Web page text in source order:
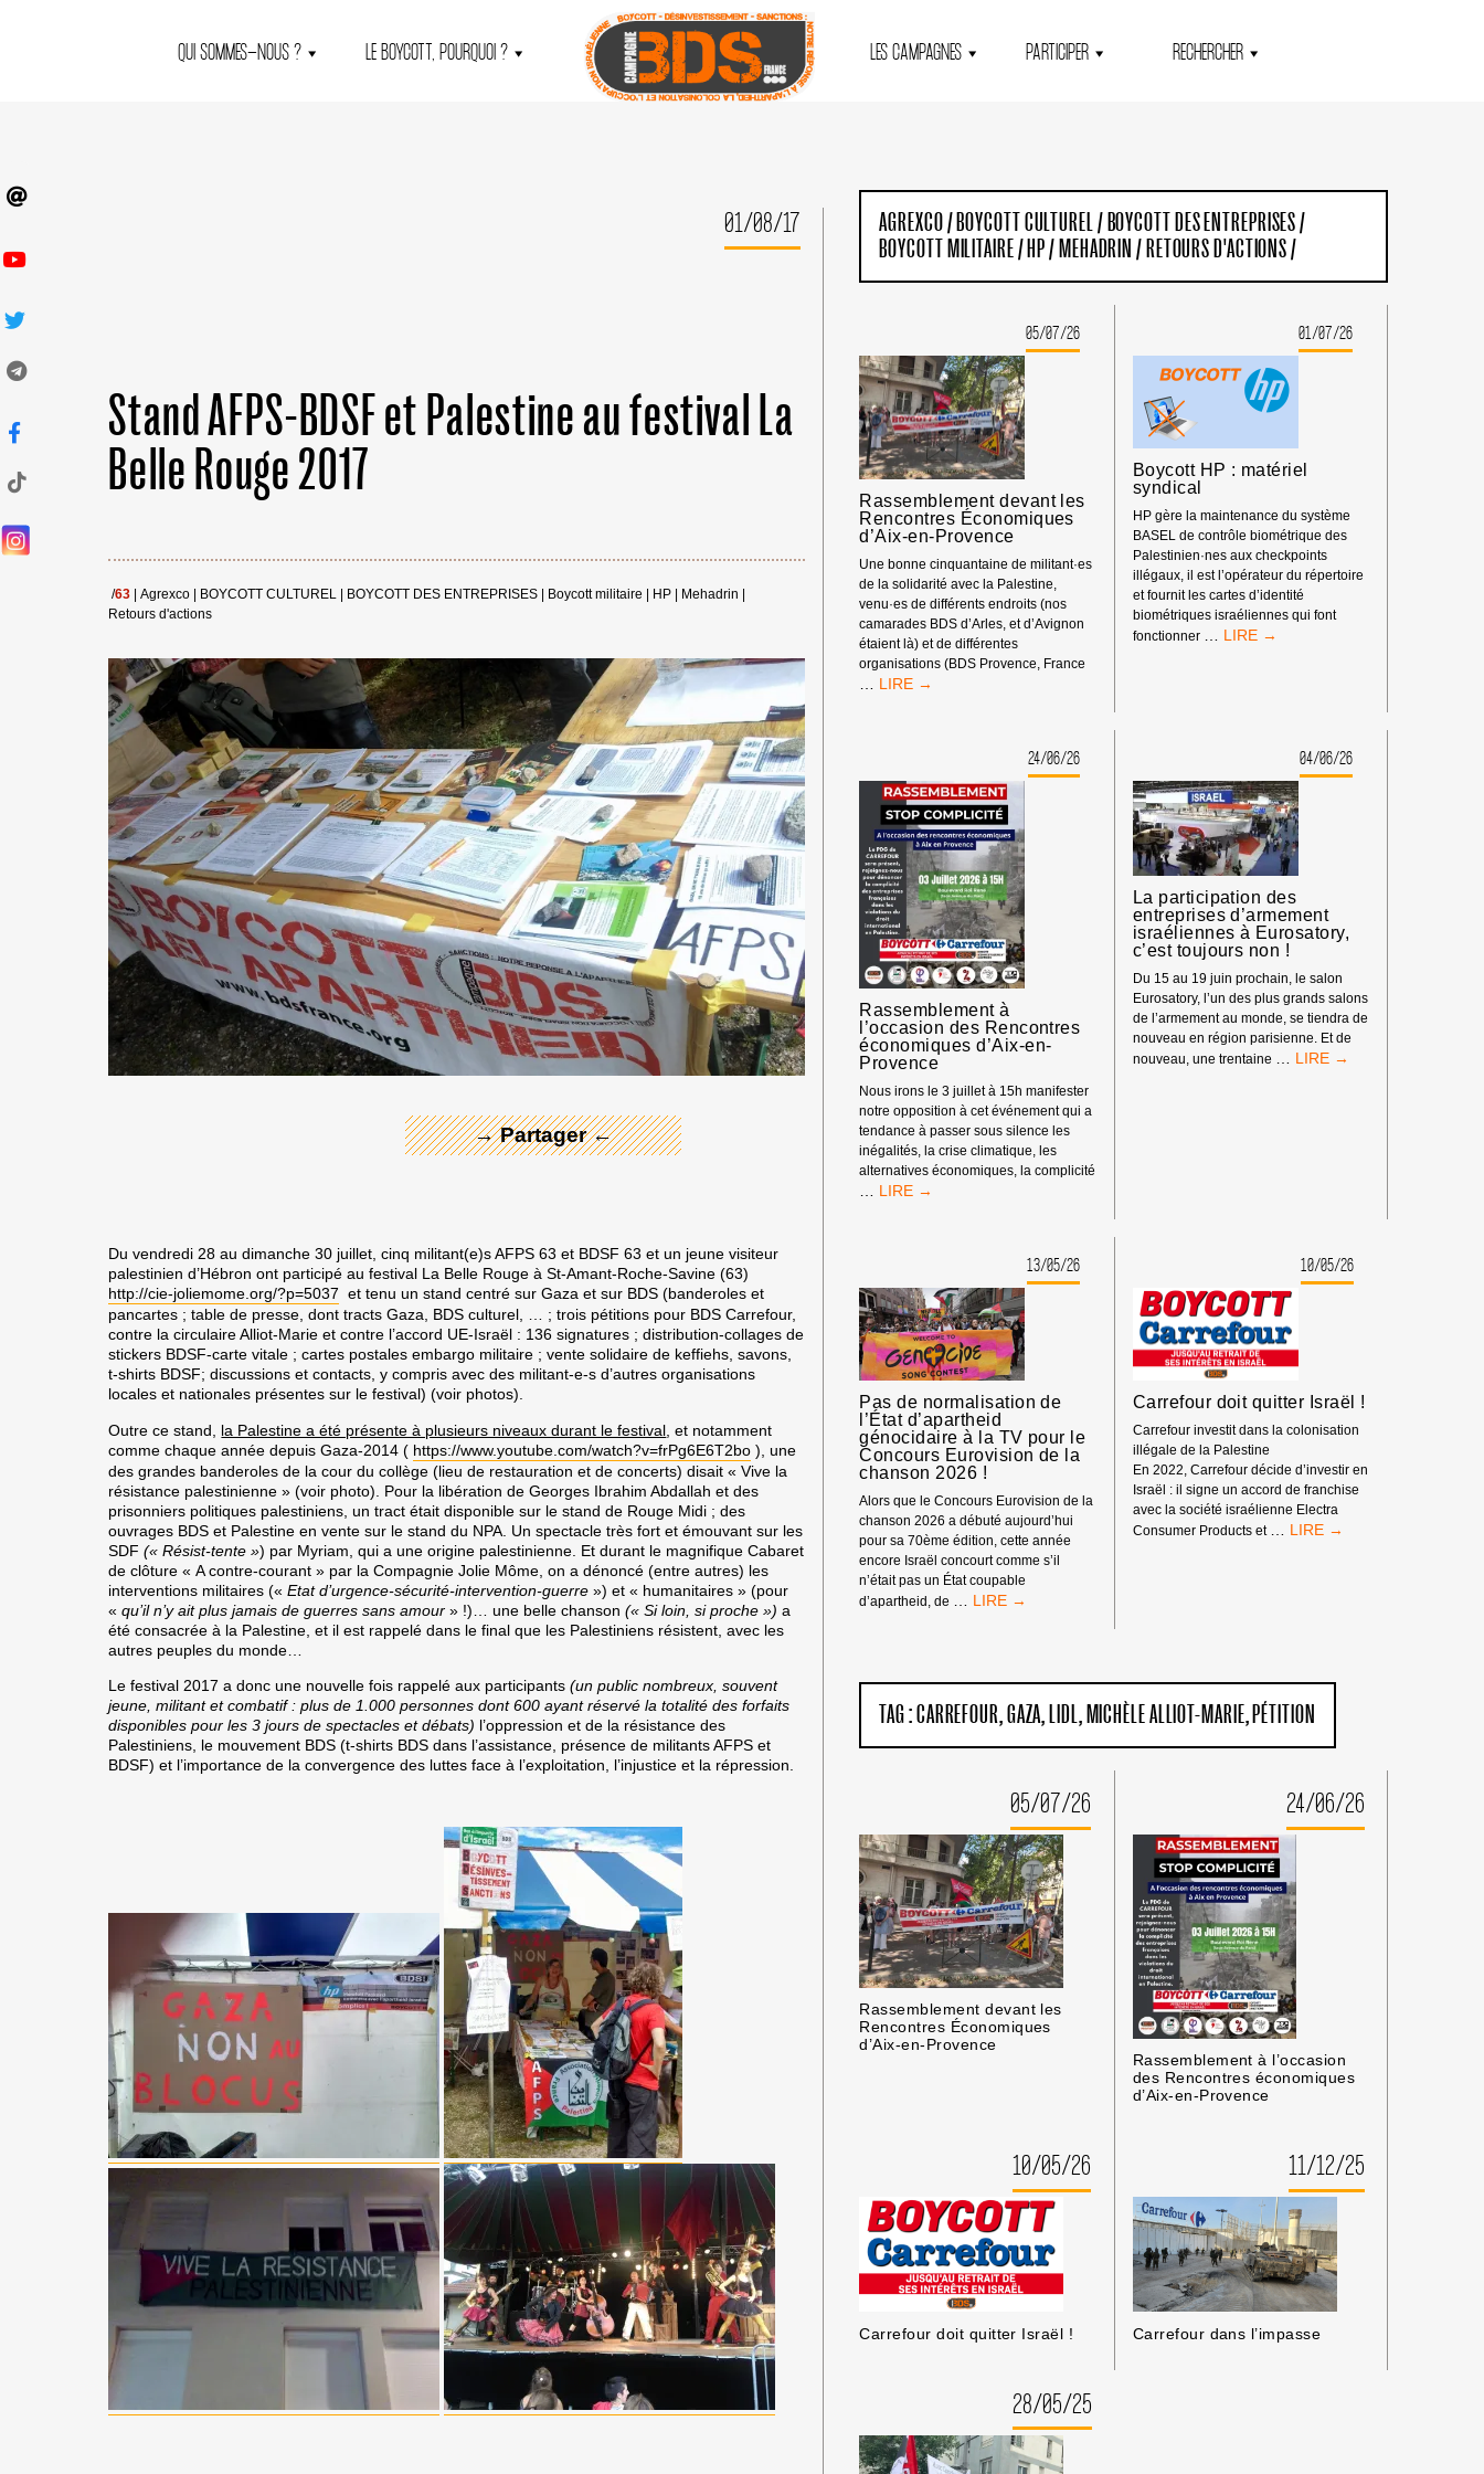
QUI SOMMES-NOUS ? LE BOYCOTT, POURQUOI ? LES CAMPAGNES PARTICIPER RECHERCHER
01/08/17
Stand AFPS-BDSF et Palestine au festival La
Belle Rouge 2017
/63 |Agrexco BOYCOTT CULTUREL BOYCOTT DES ENTREPRISES Boycott militaire HP Mehadrin
Retours d'actions
→ Partager ←
← Merci ! →
Du vendredi 28 au dimanche 30 juillet, cinq militant(e)s AFPS 63 et BDSF 63 et un jeune visiteur
palestinien d’Hébron ont participé au festival La Belle Rouge à St-Amant-Roche-Savine (63)
http://cie-joliemome.org/?p=5037 et tenu un stand centré sur Gaza et sur BDS (banderoles et
pancartes ; table de presse, dont tracts Gaza, BDS culturel, … ; trois pétitions pour BDS Carrefour,
contre la circulaire Alliot-Marie et contre l’accord UE-Israël : 136 signatures ; distribution-collages de
stickers BDSF-carte vitale ; cartes postales embargo militaire ; vente solidaire de keffiehs, savons,
t-shirts BDSF; discussions et contacts, y compris avec des militant-e-s d’autres organisations
locales et nationales présentes sur le festival) (voir photos).
Outre ce stand, la Palestine a été présente à plusieurs niveaux durant le festival , et notamment
comme chaque année depuis Gaza-2014 ( https://www.youtube.com/watch?v=frPg6E6T2bo ), une
des grandes banderoles de la cour du collège (lieu de restauration et de concerts) disait « Vive la
résistance palestinienne » (voir photo). Pour la libération de Georges Ibrahim Abdallah et des
prisonniers politiques palestiniens, un tract était disponible sur le stand de Rouge Midi ; des
ouvrages BDS et Palestine en vente sur le stand du NPA. Un spectacle très fort et émouvant sur les
SDF(« Résist-tente ») par Myriam, qui a une origine palestinienne. Et durant le magnifique Cabaret
de clôture « A contre-courant » par la Compagnie Jolie Môme, on a dénoncé (entre autres) les
interventions militaires («Etat d’urgence-sécurité-intervention-guerre») et « humanitaires » (pour
«qu’il n’y ait plus jamais de guerres sans amour» !)… une belle chanson(« Si loin, si proche ») a
été consacrée à la Palestine, et il est rappelé dans le final que les Palestiniens résistent, avec les
autres peuples du monde…
Le festival 2017 a donc une nouvelle fois rappelé aux participants(un public nombreux, souvent
jeune, militant et combatif : plus de 1.000 personnes dont 600 ayant réservé la totalité des forfaits
disponibles pour les 3 jours de spectacles et débats) l’oppression et de la résistance des
Palestiniens, le mouvement BDS (t-shirts BDS dans l’assistance, présence de militants AFPS et
BDSF) et l’importance de la convergence des luttes face à l’exploitation, l’injustice et la répression.
AGREXCO/ BOYCOTT CULTUREL / BOYCOTT DES ENTREPRISES/
BOYCOTT MILITAIRE/ HP/ MEHADRIN / RETOURS D'ACTIONS/
05/07/26
Rassemblement devant les
Rencontres Économiques
d’Aix-en-Provence
Une bonne cinquantaine de militant·es
de la solidarité avec la Palestine,
venu·es de différents endroits (nos
camarades BDS d’Arles, et d’Avignon
étaient là) et de différentes
organisations (BDS Provence, France
… RASSEMBLEMENT
D’AIX-
EN-
PROVENCE
01/07/26
Boycott HP : matériel
syndical
HP gère la maintenance du système
BASEL de contrôle biométrique des
Palestinien·nes aux checkpoints
illégaux, il est l’opérateur du répertoire
et fournit les cartes d’identité
biométriques israéliennes qui font
fonctionner
BOYCOTT
24/06/26
Rassemblement à
l’occasion des Rencontres
économiques d’Aix-en-
Provence
Nous irons le 3 juillet à 15h manifester
notre opposition à cet événement qui a
tendance à passer sous silence les
inégalités, la crise climatique, les
alternatives économiques, la complicité
RASSEMBLEMENT
ÉCONOMIQUES
D’AIX-
EN-
PROVENCE
04/06/26
La participation des
entreprises d’armement
israéliennes à Eurosatory,
c’est toujours non !
Du 15 au 19 juin prochain, le salon
Eurosatory, l’un des plus grands salons
de l’armement au monde, se tiendra de
nouveau en région parisienne. Et de
nouveau, une trentaine … LA
NON
13/05/26
Pas de normalisation de
l’État d’apartheid
génocidaire à la TV pour le
Concours Eurovision de la
chanson 2026 !
Alors que le Concours Eurovision de la
chanson 2026 a débuté aujourd’hui
pour sa 70ème édition, cette année
encore Israël concourt comme s’il
n’était pas un État coupable
d’apartheid, de
PAS
L’ÉTAT
GÉNOCIDAIRE
POUR
CONCOURS
EUROVISION
DE
LA
CHANSON
2026
!
10/05/26
Carrefour doit quitter Israël !
Carrefour investit dans la colonisation
illégale de la Palestine
En 2022, Carrefour décide d’investir en
Israël : il signe un accord de franchise
avec la société israélienne Electra
Consumer Products et … CARREFOUR
TAG :CARREFOUR GAZA LIDL MICHÈLE ALLIOT-MARIE PÉTITION
05/07/26
Rassemblement devant les
Rencontres Économiques
d’Aix-en-Provence
24/06/26
Rassemblement à l’occasion
des Rencontres économiques
d’Aix-en-Provence
10/05/26
Carrefour doit quitter Israël !
11/12/25
Carrefour dans l’impasse
28/05/25